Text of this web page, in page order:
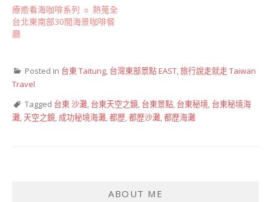
療癒看海咖啡系列 ☼ 熱蒐全
台北東南部30間海景咖啡餐
廳
Posted in 台東 Taitung, 台灣東部景點 EAST,旅行說走就走 Taiwan
Travel
Tagged 台東 沙灘, 台東天空之鏡, 台東景點, 台東秘境, 台東秘境海
灘,天空之鏡, 成功秘境海灘,都歷,都歷沙灘,都歷海灘
ABOUT ME